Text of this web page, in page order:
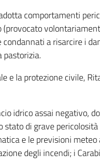
comportamenti
a risarcire i
pastorizia.
e la protezione civile,
idrico assai negativo,
di grave
e le previsioni
degli incendi; i